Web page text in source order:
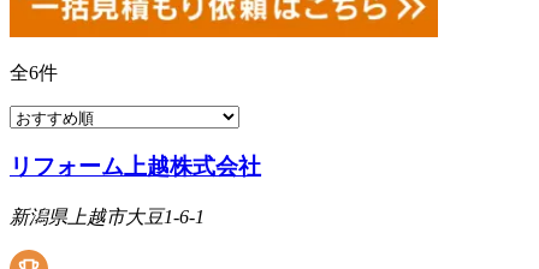
全6件
リフォーム上越株式会社
新潟県上越市大豆1-6-1